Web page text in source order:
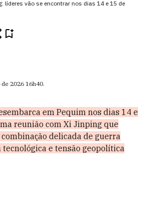
líderes vão se encontrar nos dias 14 e 15 de
2026 16h40.
em Pequim nos dias 14 e
reunião com Xi Jinping que
delicada de guerra
e tensão geopolítica